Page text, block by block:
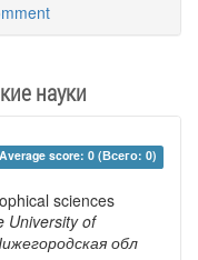
науки
Average score: 0 (Всего: 0)
sciences
University of
обл